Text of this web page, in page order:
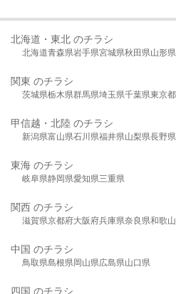
北海道・東北 のチラシ
北海道青森県岩手県宮城県秋田県山形県
関東 のチラシ
茨城県栃木県群馬県埼玉県千葉県東京都
甲信越・北陸 のチラシ
新潟県富山県石川県福井県山梨県長野県
東海 のチラシ
岐阜県静岡県愛知県三重県
関西 のチラシ
滋賀県京都府大阪府兵庫県奈良県和歌
中国 のチラシ
鳥取県島根県岡山県広島県山口県
四国 のチラシ